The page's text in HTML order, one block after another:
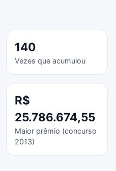
140
Vezes que acumulou
R$
25.786.674,55
Maior prêmio (concurso
2013)